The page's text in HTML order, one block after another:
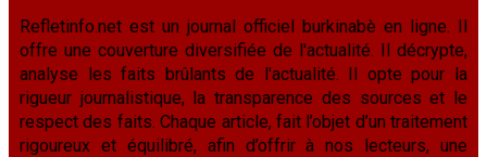
Refletinfo.net est un journal officiel burkinabè en ligne. Il
offre une couverture diversifiée de l'actualité. Il décrypte,
analyse les faits brûlants de l'actualité. Il opte pour la
rigueur journalistique, la transparence des sources et le
respect des faits. Chaque article, fait l’objet d’un traitement
rigoureux et équilibré, afin d’offrir à nos lecteurs, une